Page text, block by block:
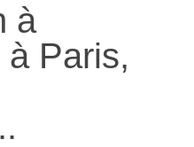
à
Paris,